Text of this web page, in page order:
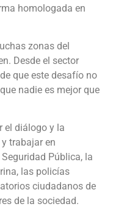
homologada en
zonas del
Desde el sector
que este desafío no
nadie es mejor que
el diálogo y la
trabajar en
Pública, la
las policías
ciudadanos de
de la sociedad.